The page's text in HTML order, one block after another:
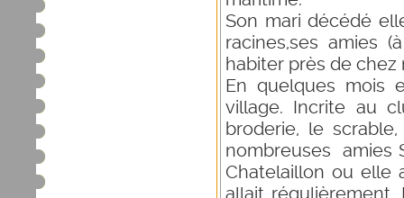
Son mari décédé
racines,ses amies
habiter près de chez
En quelques mois
village. Incrite au
broderie, le
nombreuses amies
Chatelaillon ou elle
allait régulièrement,